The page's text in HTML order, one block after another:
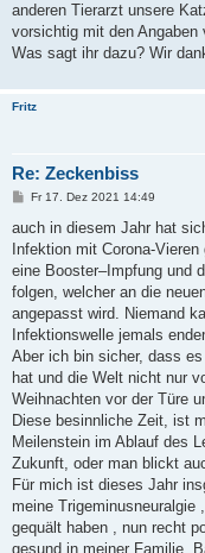
anderen Tierarzt unsere
vorsichtig mit den Angaben
Was sagt ihr dazu? Wir
Fritz
Re: Zeckenbiss
B
i
r
a
Fr 17. Dez 2021 14:49
auch in diesem Jahr hat
Infektion mit Corona-
eine Booster–Impfung und
folgen, welcher an die
angepasst wird. Niemand
Infektionswelle jemals
Aber ich bin sicher, dass
hat und die Welt nicht nur
Weihnachten vor der Türe
Diese besinnliche Zeit, ist
Meilenstein im Ablauf des
Zukunft, oder man blickt
Für mich ist dieses Jahr
meine
gequält haben , nun recht
gesund in meiner Familie.